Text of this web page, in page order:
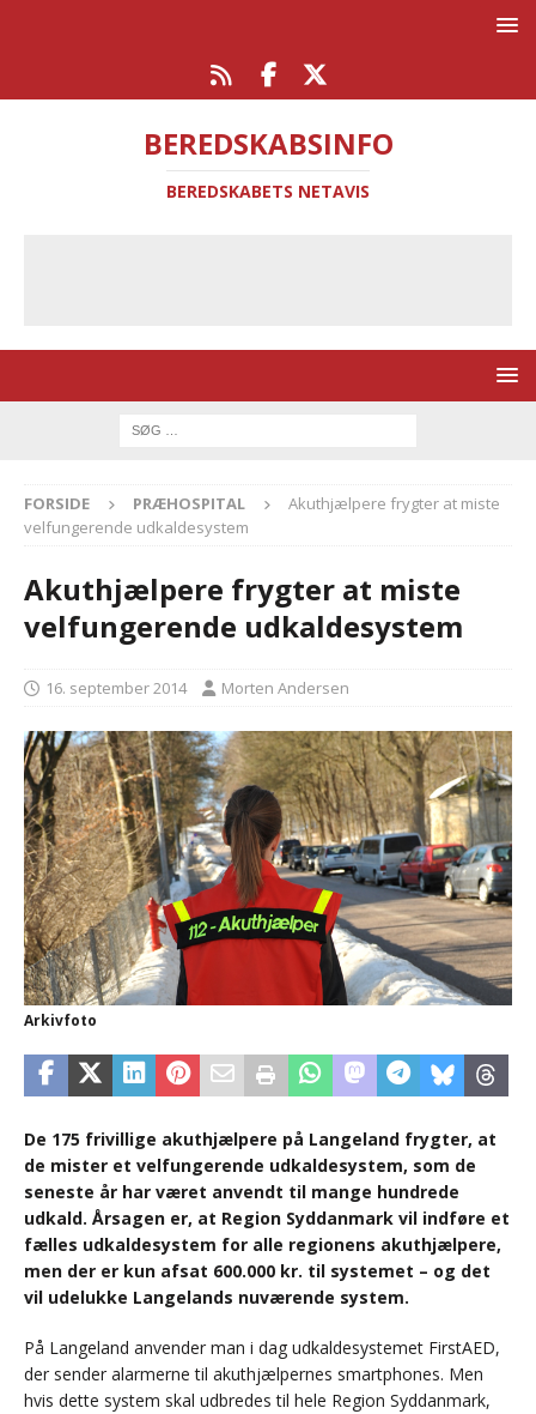
BEREDSKABSINFO
BEREDSKABETS NETAVIS
FORSIDE PRÆHOSPITAL
Akuthjælpere frygter at miste
velfungerende udkaldesystem
Akuthjælpere frygter at miste
velfungerende udkaldesystem
16. september 2014 Morten Andersen
Arkivfoto
De 175 frivillige akuthjælpere på Langeland frygter, at
de mister et velfungerende udkaldesystem, som de
seneste år har været anvendt til mange hundrede
udkald. Årsagen er, at Region Syddanmark vil indføre et
fælles udkaldesystem for alle regionens akuthjælpere,
men der er kun afsat 600.000 kr. til systemet – og det
vil udelukke Langelands nuværende system.
På Langeland anvender man i dag udkaldesystemet FirstAED,
der sender alarmerne til akuthjælpernes smartphones. Men
hvis dette system skal udbredes til hele Region Syddanmark,